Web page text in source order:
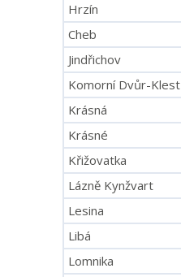
Hrzín
Cheb
Jindřichov
Komorní Dvůr-Klest
Krásná
Krásné
Křižovatka
Lázně Kynžvart
Lesina
Libá
Lomnika